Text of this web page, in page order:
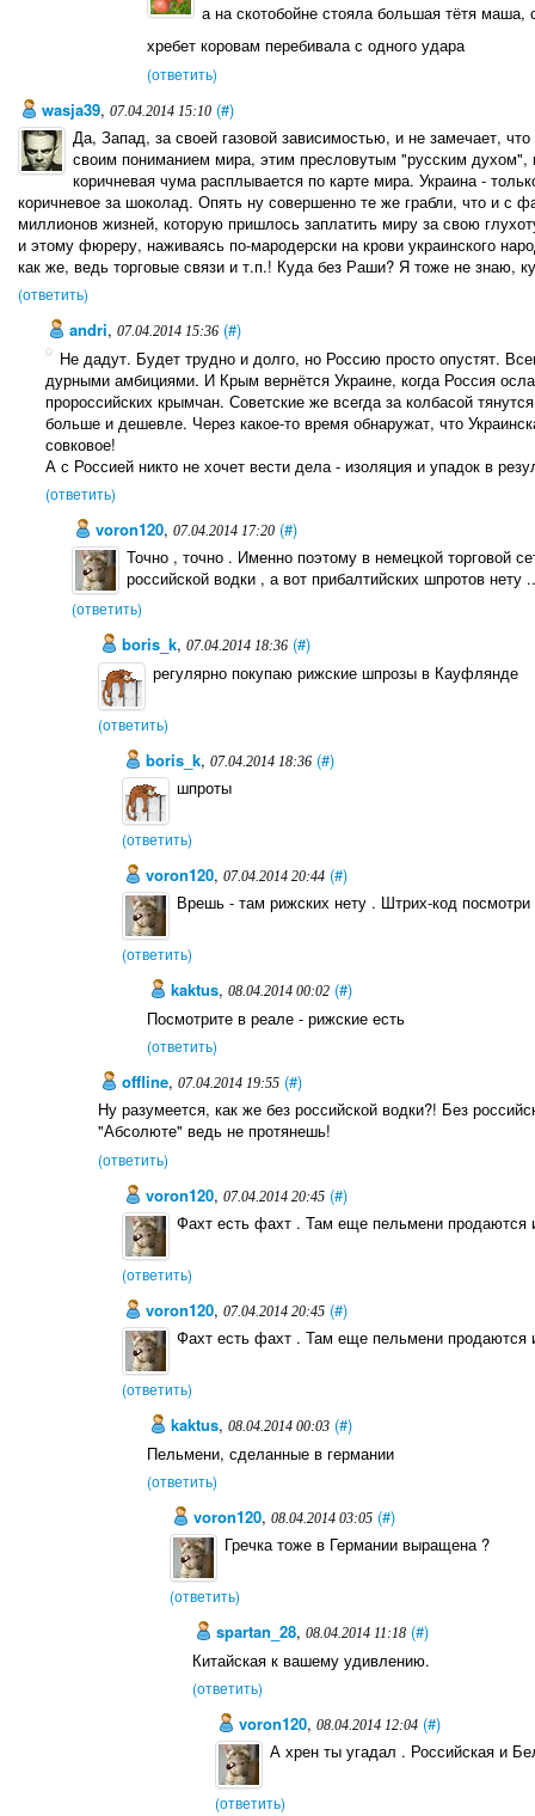
а на скотобойне стояла большая тётя маша,
хребет коровам перебивала с одного удара
(ответить)
wasja39, 07.04.2014 15:10 (#)
Да, Запад, за своей газовой зависимостью, и не замечает,
своим пониманием мира, этим пресловутым "русским
коричневая чума расплывается по карте мира. Украина -
коричневое за шоколад. Опять ну совершенно те же грабли, что и с
миллионов жизней, которую пришлось заплатить миру за свою
и этому фюреру, наживаясь по-мародерски на крови украинского
как же, ведь торговые связи и т.п.! Куда без Раши? Я тоже не знаю,
(ответить)
andri, 07.04.2014 15:36 (#)
Не дадут. Будет трудно и долго, но Россию просто опустят.
дурными амбициями. И Крым вернётся Украине, когда Россия
пророссийских крымчан. Советские же всегда за колбасой
больше и дешевле. Через какое-то время обнаружат, что
совковое!
А с Россией никто не хочет вести дела - изоляция и упадок в
(ответить)
voron120,07.04.2014 17:20 (#)
Точно , точно . Именно поэтому в немецкой торговой
российской водки , а вот прибалтийских шпротов
(ответить)
boris_k, 07.04.2014 18:36 (#)
регулярно покупаю рижские шпрозы в Кауфлянде
(ответить)
boris_k,07.04.2014 18:36 (#)
шпроты
(ответить)
voron120,07.04.2014 20:44 (#)
Врешь - там рижских нету . Штрих-код
(ответить)
kaktus, 08.04.2014 00:02 (#)
Посмотрите в реале - рижские есть
(ответить)
offline, 07.04.2014 19:55 (#)
Ну разумеется, как же без российской водки?! Без
"Абсолюте" ведь не протянешь!
(ответить)
voron120,07.04.2014 20:45 (#)
Фахт есть фахт . Там еще пельмени продаются
(ответить)
voron120,07.04.2014 20:45 (#)
Фахт есть фахт . Там еще пельмени продаются
(ответить)
kaktus, 08.04.2014 00:03 (#)
Пельмени, сделанные в германии
(ответить)
voron120,08.04.2014 03:05 (#)
Гречка тоже в Германии выращена ?
(ответить)
spartan_28,08.04.2014 11:18 (#)
Китайская к вашему удивлению.
(ответить)
voron120, 08.04.2014 12:04 (#)
А хрен ты угадал . Российская и
(ответить)